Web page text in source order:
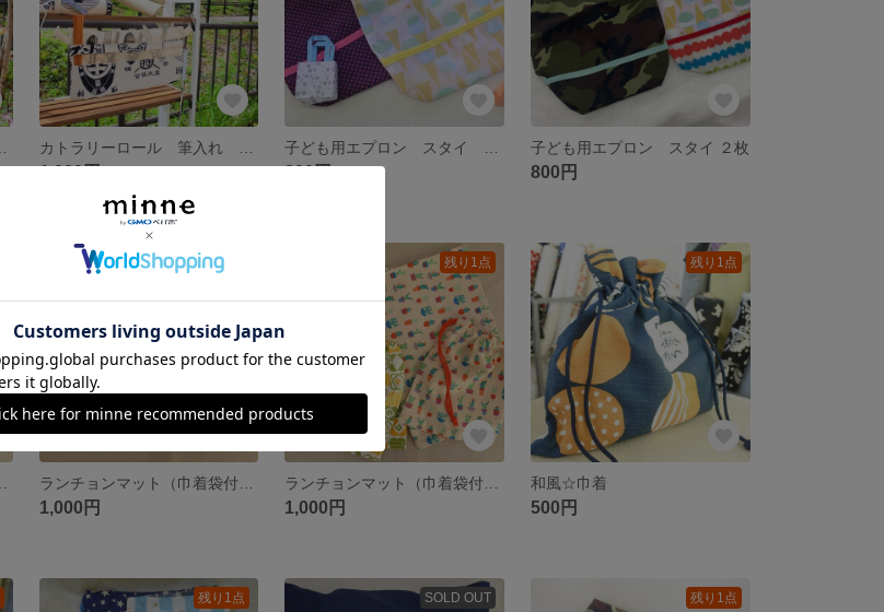
1,000円 800円
子ども用エプロン スタイ ２枚
800円
残り1点
ランチョンマット（巾着袋付き） 2セット
1,000円
残り1点
1,000円
残り1点
和風☆巾着
500円
残り1点 SOLD OUT 残り1点